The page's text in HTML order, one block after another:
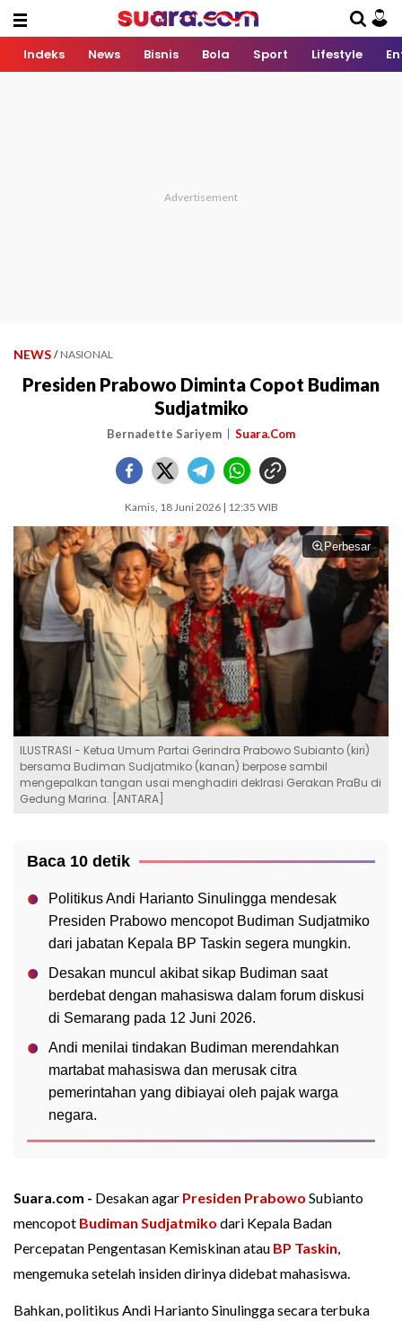
Indeks News Bisnis Bola Sport Lifestyle
NEWS / NASIONAL
Presiden Prabowo Diminta Copot Budiman
Sudjatmiko
Bernadette Sariyem Suara.Com
Kamis, 18 Juni 2026 | 12:35 WIB
Perbesar
ILUSTRASI - Ketua Umum Partai Gerindra Prabowo Subianto (kiri)
bersama Budiman Sudjatmiko (kanan) berpose sambil
mengepalkan tangan usai menghadiri deklrasi Gerakan PraBu di
Gedung Marina. [ANTARA]
Baca 10 detik
Politikus Andi Harianto Sinulingga mendesak
Presiden Prabowo mencopot Budiman Sudjatmiko
dari jabatan Kepala BP Taskin segera mungkin.
Desakan muncul akibat sikap Budiman saat
berdebat dengan mahasiswa dalam forum diskusi
di Semarang pada 12 Juni 2026.
Andi menilai tindakan Budiman merendahkan
martabat mahasiswa dan merusak citra
pemerintahan yang dibiayai oleh pajak warga
negara.
Suara.com - Desakan agar Presiden Prabowo Subianto
mencopot Budiman Sudjatmiko dari Kepala Badan
Percepatan Pengentasan Kemiskinan atau BP Taskin,
mengemuka setelah insiden dirinya didebat mahasiswa.
Bahkan, politikus Andi Harianto Sinulingga secara terbuka